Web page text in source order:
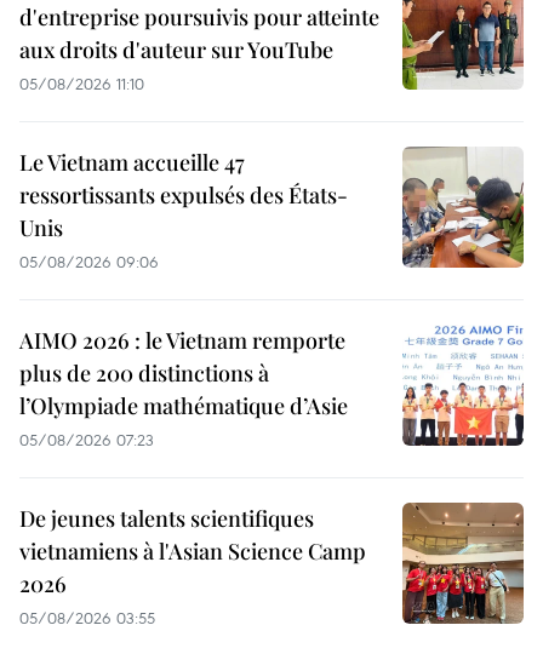
d'entreprise poursuivis pour atteinte
aux droits d'auteur sur YouTube
05/08/2026 11:10
Le Vietnam accueille 47
ressortissants expulsés des États-
Unis
05/08/2026 09:06
AIMO 2026 : le Vietnam remporte
plus de 200 distinctions à
l’Olympiade mathématique d’Asie
05/08/2026 07:23
De jeunes talents scientifiques
vietnamiens à l'Asian Science Camp
2026
05/08/2026 03:55